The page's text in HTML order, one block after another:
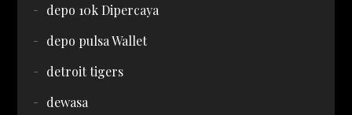
depo 10k Dipercaya
depo pulsa Wallet
detroit tigers
dewasa